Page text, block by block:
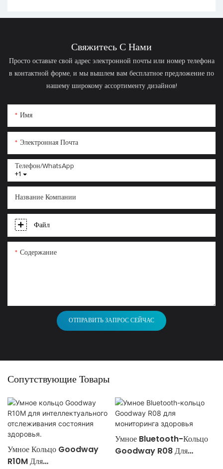
отслеживания
Свяжитесь С Нами
Просто оставьте свой адрес электронной почты или номер телефона
в контактной форме, и мы вышлем вам бесплатное предложение по
нашему широкому ассортименту дизайнов!
Имя
Электронная Почта
+1
Телефон/WhatsApp
Название Компании
Файл
Содержание
ОТПРАВИТЬ ЗАПРОС СЕЙЧАС
Сопутствующие Товары
Умное Кольцо Goodway
R10M Для
Умное Bluetooth-Кольцо
Goodway R08 Для